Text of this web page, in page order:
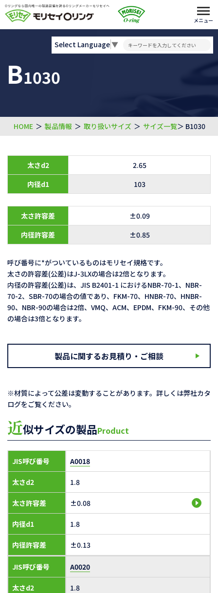
メニュー
B1030
Select Language▼
HOME ＞ 製品情報 ＞ 取り扱いサイズ ＞ サイズ一覧＞ B1030
太さd2
2.65
内径d1
103
太さ許容差
±0.09
内径許容差
±0.85
呼び番号に*がついているものはモリセイ規格です。
太さの許容差(公差)はJ-3LXの場合は2倍となります。
内径の許容差(公差)は、JIS B2401-1 におけるNBR-70-1、NBR-
70-2、SBR-70の場合の値であり、FKM-70、HNBR-70、HNBR-
90、NBR-90の場合は2倍、VMQ、ACM、EPDM、FKM-90、その他
の場合は3倍となります。
製品に関するお見積り・ご相談
※材質によって公差は変動することがあります。詳しくは弊社カタ
ログをご覧ください。
近似サイズの製品Product
JIS呼び番号
太さd2
太さ許容差
内径d1
内径許容差
A0018
1.8
±0.08
1.8
±0.13
JIS呼び番号
太さd2
A0020
1.8